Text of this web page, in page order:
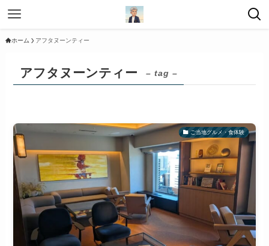
ホーム アフタヌーンティー
アフタヌーンティー – tag –
ご当地グルメ・食体験